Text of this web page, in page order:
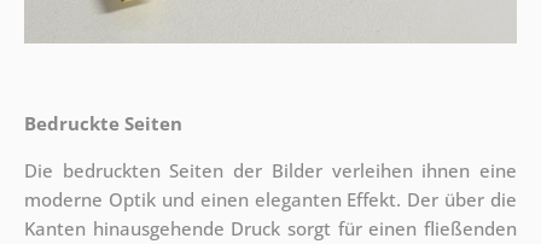
Bedruckte Seiten
Die bedruckten Seiten der Bilder verleihen ihnen eine
moderne Optik und einen eleganten Effekt. Der über die
Kanten hinausgehende Druck sorgt für einen fließenden